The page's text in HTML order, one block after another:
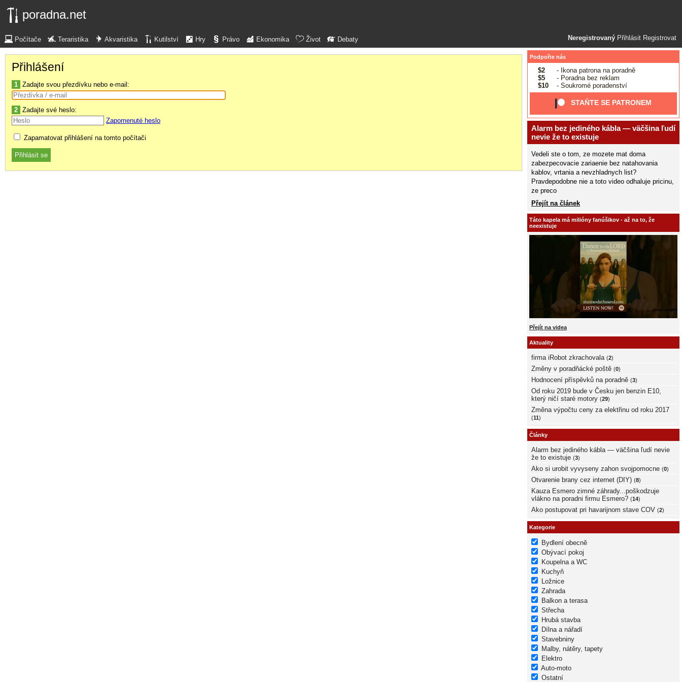
poradna.net
Neregistrovaný Přihlásit Registrovat
Počítače Teraristika Akvaristika Kutilství Hry Právo Ekonomika Život Debaty
Přihlášení
1 Zadajte svou přezdívku nebo e-mail:
2 Zadajte své heslo:
Zapomenuté heslo
Zapamatovat přihlášení na tomto počítači
Podpořte nás
$2
- Ikona patrona na poradně
$5
- Poradna bez reklam
$10
- Soukromé poradenství
STAŇTE SE PATRONEM
Alarm bez jediného kábla — väčšina ľudí
nevie že to existuje
Vedeli ste o tom, ze mozete mat doma
zabezpecovacie zariaenie bez natahovania
kablov, vrtania a nevzhladnych list?
Pravdepodobne nie a toto video odhaluje pricinu,
ze preco
Přejít na článek
Táto kapela má milióny fanúšikov - až na to, že
neexistuje
Přejít na videa
Aktuality
firma iRobot zkrachovala (2)
Změny v poradňácké poště (0)
Hodnocení příspěvků na poradně (3)
Od roku 2019 bude v Česku jen benzin E10,
který ničí staré motory (29)
Změna výpočtu ceny za elektřinu od roku 2017
(11)
Články
Alarm bez jediného kábla — väčšina ľudí nevie
že to existuje (3)
Ako si urobit vyvyseny zahon svojpomocne (0)
Otvarenie brany cez internet (DIY) (8)
Kauza Esmero zimné záhrady...poškodzuje
vlákno na poradni firmu Esmero? (14)
Ako postupovat pri havarijnom stave COV (2)
Kategorie
Bydlení obecně
Obývací pokoj
Koupelna a WC
Kuchyň
Ložnice
Zahrada
Balkon a terasa
Střecha
Hrubá stavba
Dílna a nářadí
Stavebniny
Malby, nátěry, tapety
Elektro
Auto-moto
Ostatní